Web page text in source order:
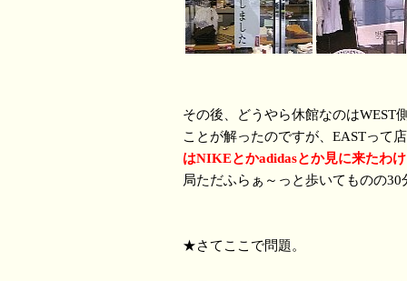
その後、どうやら休館なのはWEST
ことが解ったのですが、EASTって
はNIKEとかadidasとか見に来たわ
局ただふらぁ～っと歩いてものの
★さてここで問題。